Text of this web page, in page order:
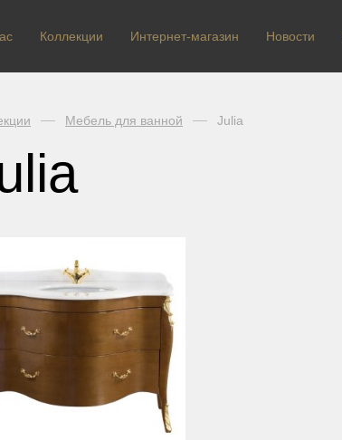
Коллекции Интернет-магазин Новости
Мебель для ванной Julia